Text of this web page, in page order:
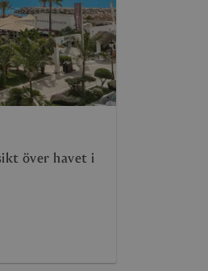
över havet i